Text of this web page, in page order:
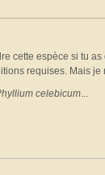
cette espèce si tu
requises. Mais
celebicum...